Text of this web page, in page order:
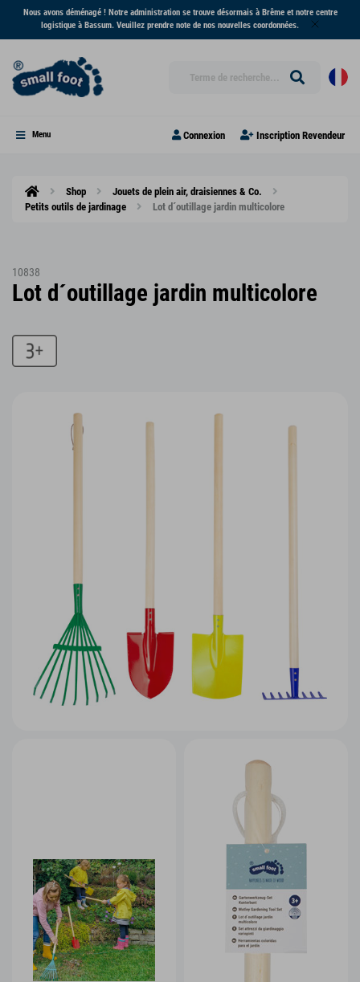
Nous avons déménagé ! Notre administration se trouve désormais à Brême et notre centre
logistique à Bassum. Veuillez prendre note de nos nouvelles coordonnées.
Menu Connexion Inscription Revendeur
Shop
Jouets de plein air, draisiennes & Co.
Petits outils de jardinage
Lot d´outillage jardin multicolore
10838
Lot d´outillage jardin multicolore